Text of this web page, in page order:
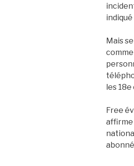
indiqué
Mais
les
Free
affirme